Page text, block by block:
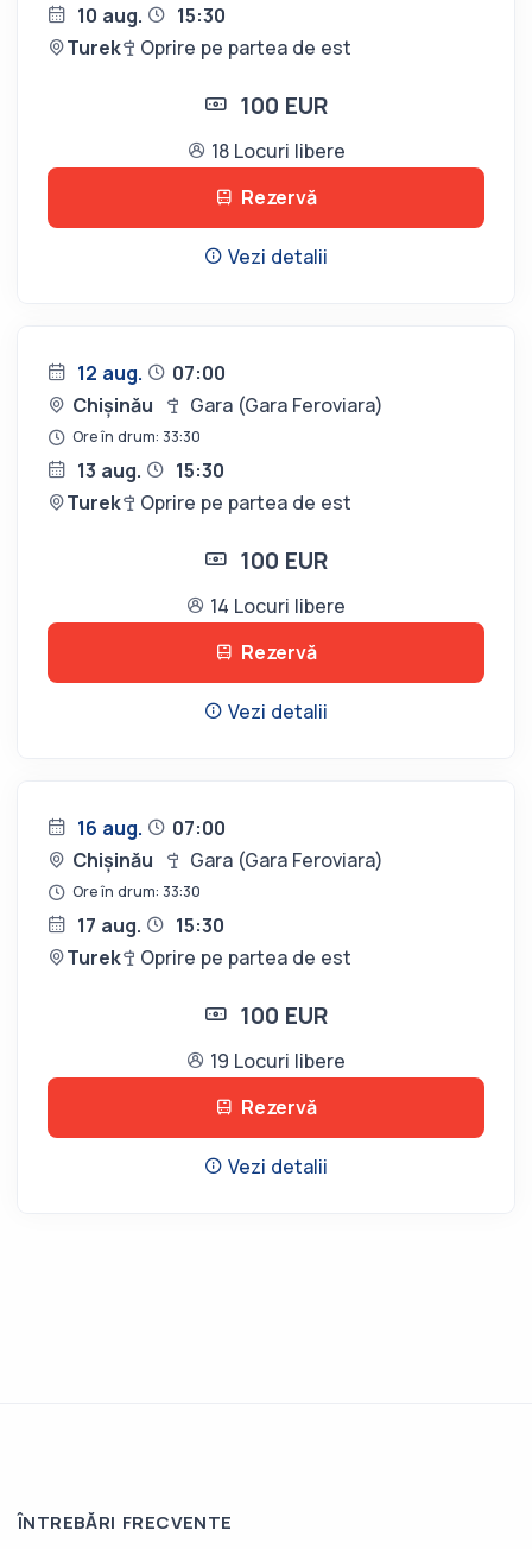
10 aug.
15:30
Turek
Oprire pe partea de est
100 EUR
18 Locuri libere
Rezervă
Vezi detalii
12 aug.
07:00
Chișinău
Gara (Gara Feroviara)
Ore în drum: 33:30
13 aug.
15:30
Turek
Oprire pe partea de est
100 EUR
14 Locuri libere
Rezervă
Vezi detalii
16 aug.
07:00
Chișinău
Gara (Gara Feroviara)
Ore în drum: 33:30
17 aug.
15:30
Turek
Oprire pe partea de est
100 EUR
19 Locuri libere
Rezervă
Vezi detalii
ÎNTREBĂRI FRECVENTE